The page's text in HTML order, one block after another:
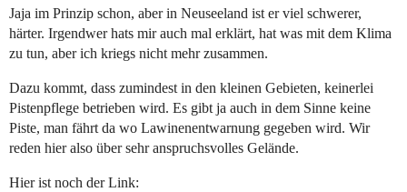
Jaja im Prinzip schon, aber in Neuseeland ist er viel schwerer,
härter. Irgendwer hats mir auch mal erklärt, hat was mit dem Klima
zu tun, aber ich kriegs nicht mehr zusammen.
Dazu kommt, dass zumindest in den kleinen Gebieten, keinerlei
Pistenpflege betrieben wird. Es gibt ja auch in dem Sinne keine
Piste, man fährt da wo Lawinenentwarnung gegeben wird. Wir
reden hier also über sehr anspruchsvolles Gelände.
Hier ist noch der Link: